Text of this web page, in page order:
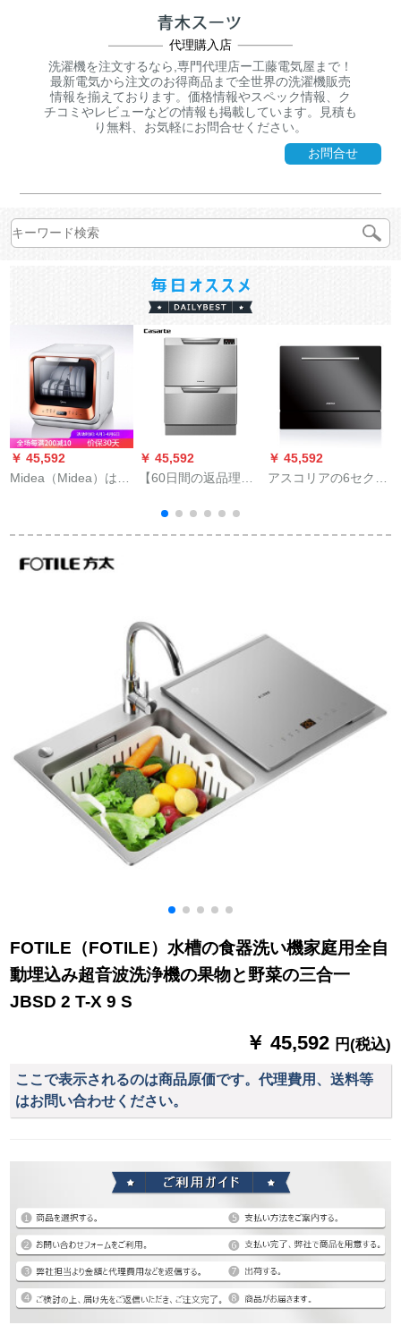
代理購入店
洗濯機を注文するなら,専門代理店ー工藤電気屋まで！
最新電気から注文のお得商品まで全世界の洗濯機販売
情報を揃えております。価格情報やスペック情報、ク
チコミやレビューなどの情報も掲載しています。見積も
り無料、お気軽にお問合せください。
お問合せ
￥ 45,592
Midea（Midea）は、
ルしないでくださ
い。
￥ 45,592
【60日間の返品理
食器洗い機16セクの
入力引込式埋込み式
￥ 45,592
アスコリアの6セクの
め込みました。8セト
い色を埋め込みまし
た。
FOTILE（FOTILE）水槽の食器洗い機家庭用全自
動埋込み超音波洗浄機の果物と野菜の三合一
JBSD 2 T-X 9 S
￥ 45,592 円(税込)
ここで表示されるのは商品原価です。代理費用、送料等
はお問い合わせください。